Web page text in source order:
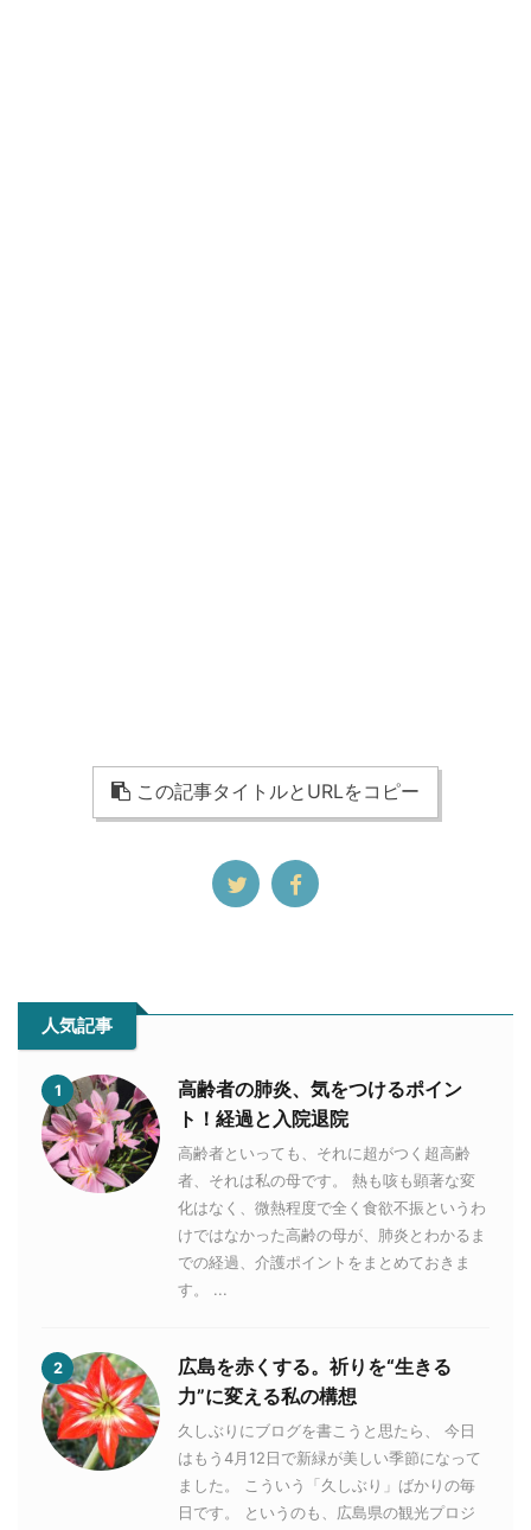
この記事タイトルとURLをコピー
人気記事
1
高齢者の肺炎、気をつけるポイン
ト！経過と入院退院
高齢者といっても、それに超がつく超高齢
者、それは私の母です。 熱も咳も顕著な変
化はなく、微熱程度で全く食欲不振というわ
けではなかった高齢の母が、肺炎とわかるま
での経過、介護ポイントをまとめておきま
す。 ...
2
広島を赤くする。祈りを“生きる
力”に変える私の構想
久しぶりにブログを書こうと思たら、 今日
はもう4月12日で新緑が美しい季節になって
ました。 こういう「久しぶり」ばかりの毎
日です。 というのも、広島県の観光プロジ